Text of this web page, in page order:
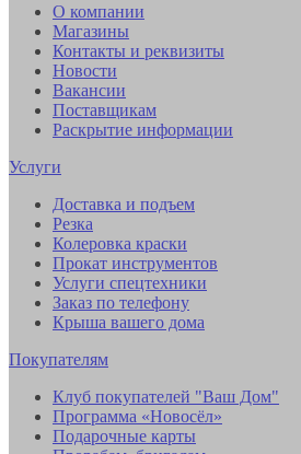
О компании
Магазины
Контакты и реквизиты
Новости
Вакансии
Поставщикам
Раскрытие информации
Услуги
Доставка и подъем
Резка
Колеровка краски
Прокат инструментов
Услуги спецтехники
Заказ по телефону
Крыша вашего дома
Покупателям
Клуб покупателей "Ваш Дом"
Программа «Новосёл»
Подарочные карты